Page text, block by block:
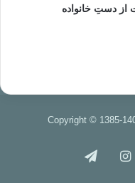
دستِ خانواده
Copyright © 1385-
اینستاگرام